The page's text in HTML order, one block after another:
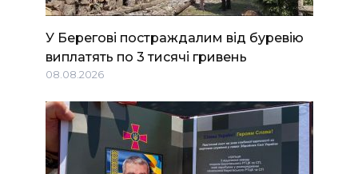
У Берегові постраждалим від буревію
виплатять по 3 тисячі гривень
08.08.2026